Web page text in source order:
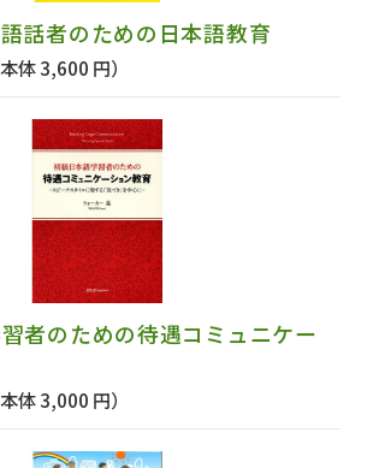
話者のための日本語教育
本体 3,600 円）
者のための待遇コミュニケー
本体 3,000 円）